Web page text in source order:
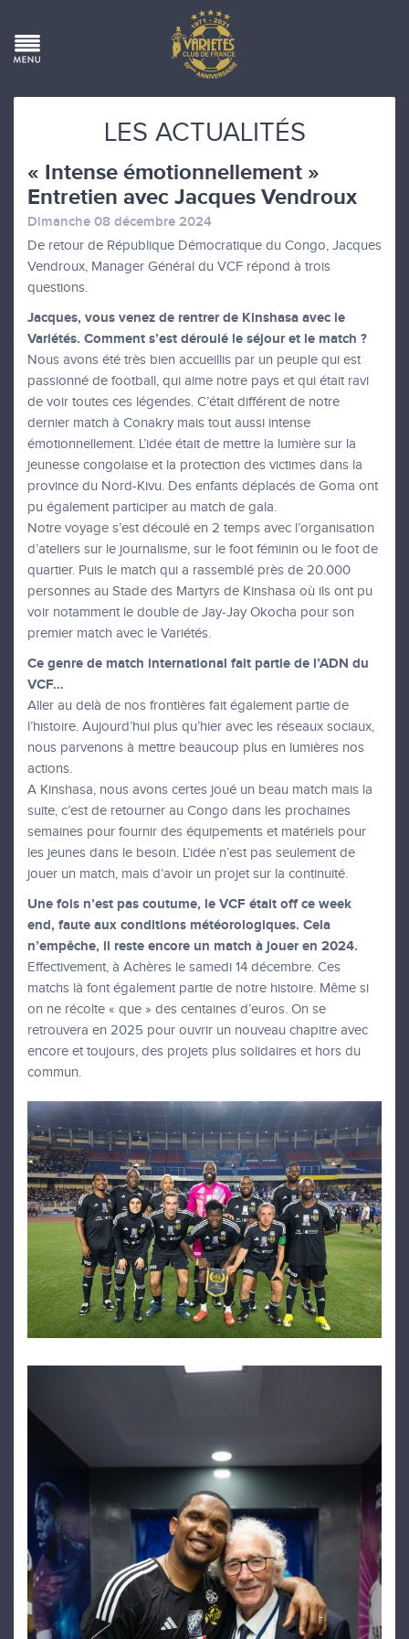
LES ACTUALITÉS
« Intense émotionnellement »
Entretien avec Jacques Vendroux
Dimanche 08 décembre 2024
De retour de République Démocratique du Congo, Jacques
Vendroux, Manager Général du VCF répond à trois
questions.
Jacques, vous venez de rentrer de Kinshasa avec le
Variétés. Comment s’est déroulé le séjour et le match ?
Nous avons été très bien accueillis par un peuple qui est
passionné de football, qui aime notre pays et qui était ravi
de voir toutes ces légendes. C’était différent de notre
dernier match à Conakry mais tout aussi intense
émotionnellement. L’idée était de mettre la lumière sur la
jeunesse congolaise et la protection des victimes dans la
province du Nord-Kivu. Des enfants déplacés de Goma ont
pu également participer au match de gala.
Notre voyage s’est découlé en 2 temps avec l’organisation
d’ateliers sur le journalisme, sur le foot féminin ou le foot de
quartier. Puis le match qui a rassemblé près de 20.000
personnes au Stade des Martyrs de Kinshasa où ils ont pu
voir notamment le double de Jay-Jay Okocha pour son
premier match avec le Variétés.
Ce genre de match international fait partie de l’ADN du
VCF…
Aller au delà de nos frontières fait également partie de
l’histoire. Aujourd’hui plus qu’hier avec les réseaux sociaux,
nous parvenons à mettre beaucoup plus en lumières nos
actions.
A Kinshasa, nous avons certes joué un beau match mais la
suite, c’est de retourner au Congo dans les prochaines
semaines pour fournir des équipements et matériels pour
les jeunes dans le besoin. L’idée n’est pas seulement de
jouer un match, mais d’avoir un projet sur la continuité.
Une fois n’est pas coutume, le VCF était off ce week
end, faute aux conditions météorologiques. Cela
n’empêche, il reste encore un match à jouer en 2024.
Effectivement, à Achères le samedi 14 décembre. Ces
matchs là font également partie de notre histoire. Même si
on ne récolte « que » des centaines d’euros. On se
retrouvera en 2025 pour ouvrir un nouveau chapitre avec
encore et toujours, des projets plus solidaires et hors du
commun.